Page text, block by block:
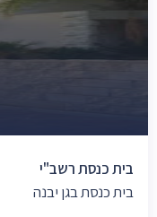
בית כנסת רשב"י
בית כנסת בגן יבנה